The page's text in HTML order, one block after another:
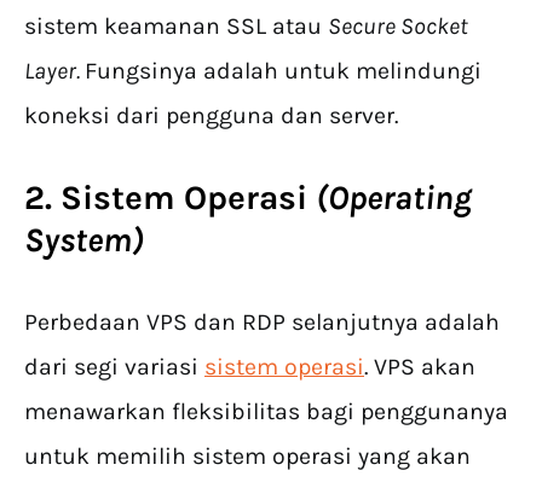
sistem keamanan SSL atau Secure Socket
Layer. Fungsinya adalah untuk melindungi
koneksi dari pengguna dan server.
2. Sistem Operasi (Operating
System)
Perbedaan VPS dan RDP selanjutnya adalah
dari segi variasi sistem operasi. VPS akan
menawarkan fleksibilitas bagi penggunanya
untuk memilih sistem operasi yang akan